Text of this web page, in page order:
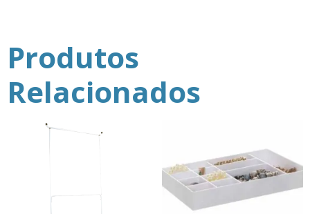
Produtos
Relacionados